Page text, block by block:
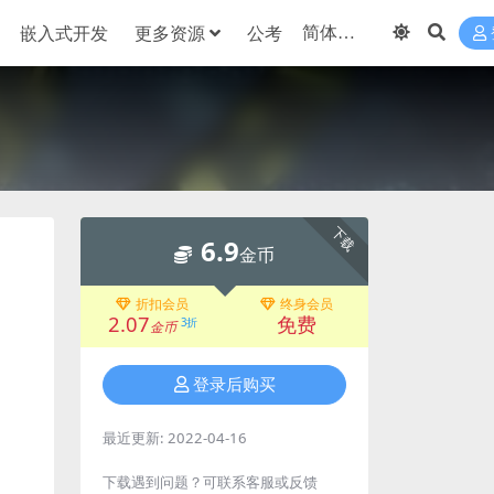
嵌入式开发 更多资源 公考
下载
6.9金币
折扣会员
2.07金币 3折
终身会员
免费
登录后购买
最近更新: 2022-04-16
下载遇到问题？可联系客服或反馈